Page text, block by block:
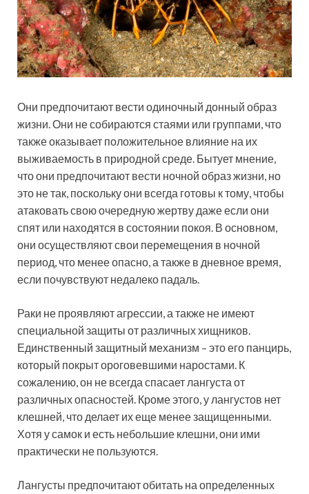
Они предпочитают вести одиночный донный образ
жизни. Они не собираются стаями или группами, что
также оказывает положительное влияние на их
выживаемость в природной среде. Бытует мнение,
что они предпочитают вести ночной образ жизни, но
это не так, поскольку они всегда готовы к тому, чтобы
атаковать свою очередную жертву даже если они
спят или находятся в состоянии покоя. В основном,
они осуществляют свои перемещения в ночной
период, что менее опасно, а также в дневное время,
если почувствуют недалеко падаль.
Раки не проявляют агрессии, а также не имеют
специальной защиты от различных хищников.
Единственный защитный механизм – это его панцирь,
который покрыт ороговевшими наростами. К
сожалению, он не всегда спасает лангуста от
различных опасностей. Кроме этого, у лангустов нет
клешней, что делает их еще менее защищенными.
Хотя у самок и есть небольшие клешни, они ими
практически не пользуются.
Лангусты предпочитают обитать на определенных